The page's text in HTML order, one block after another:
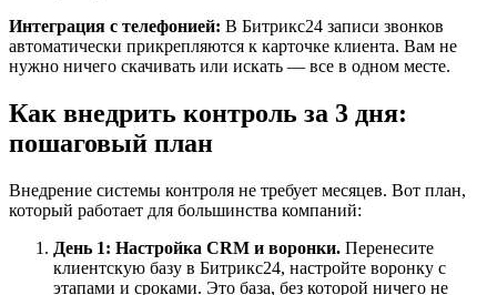
Интеграция с телефонией: В Битрикс24 записи звонков
автоматически прикрепляются к карточке клиента. Вам не
нужно ничего скачивать или искать — все в одном месте.
Как внедрить контроль за 3 дня:
пошаговый план
Внедрение системы контроля не требует месяцев. Вот план,
который работает для большинства компаний:
День 1: Настройка CRM и воронки. Перенесите
клиентскую базу в Битрикс24, настройте воронку с
этапами и сроками. Это база, без которой ничего не